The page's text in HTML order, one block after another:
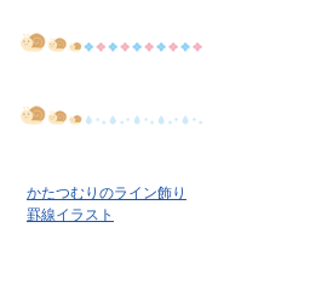
かたつむりのライン飾り
罫線イラスト